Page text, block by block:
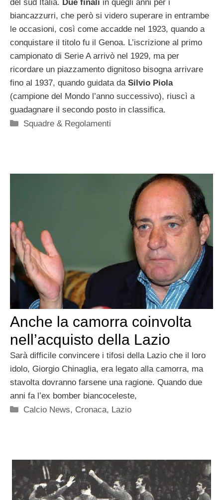
del sud Italia. Due finali in quegli anni per i
biancazzurri, che però si videro superare in entrambe
le occasioni, così come accadde nel 1923, quando a
conquistare il titolo fu il Genoa. L’iscrizione al primo
campionato di Serie A arrivò nel 1929, ma per
ricordare un piazzamento dignitoso bisogna arrivare
fino al 1937, quando guidata da Silvio Piola
(campione del Mondo l’anno successivo), riuscì a
guadagnare il secondo posto in classifica.
Categorie
Squadre & Regolamenti
Anche la camorra coinvolta
nell’acquisto della Lazio
Sarà difficile convincere i tifosi della Lazio che il loro
idolo, Giorgio Chinaglia, era legato alla camorra, ma
stavolta dovranno farsene una ragione. Quando due
anni fa l’ex bomber biancoceleste,
Categorie
Calcio News, Cronaca, Lazio